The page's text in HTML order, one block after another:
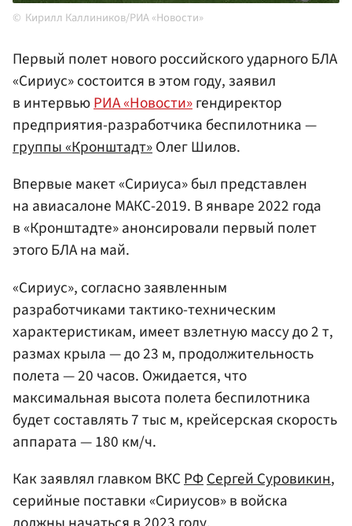
Кирилл Каллиников/РИА «Новости»
Первый полет нового российского ударного БЛА
«Сириус» состоится в этом году, заявил
в интервьюРИА «Новости»гендиректор
предприятия-разработчика беспилотника —
группы «Кронштадт»Олег Шилов.
Впервые макет «Сириуса» был представлен
на авиасалоне МАКС-2019. В январе 2022 года
в «Кронштадте» анонсировали первый полет
этого БЛА на май.
«Сириус», согласно заявленным
разработчиками тактико-техническим
характеристикам, имеет взлетную массу до 2 т,
размах крыла — до 23 м, продолжительность
полета — 20 часов. Ожидается, что
максимальная высота полета беспилотника
будет составлять 7 тыс м, крейсерская скорость
аппарата — 180 км/ч.
Как заявлял главком ВКСРФСергей Суровикин,
серийные поставки «Сириусов» в войска